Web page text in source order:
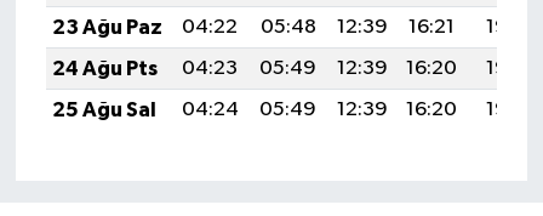
23 Ağu Paz
04:22 05:48 12:39 16:21
19:21
24 Ağu Pts
04:23 05:49 12:39 16:20
19:19
25 Ağu Sal
04:24 05:49 12:39 16:20 19:18